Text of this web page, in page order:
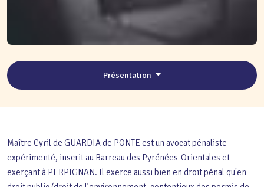
Présentation
Maître Cyril de GUARDIA de PONTE est un avocat pénaliste
expérimenté, inscrit au Barreau des Pyrénées-Orientales et
exerçant à PERPIGNAN. Il exerce aussi bien en droit pénal qu'en